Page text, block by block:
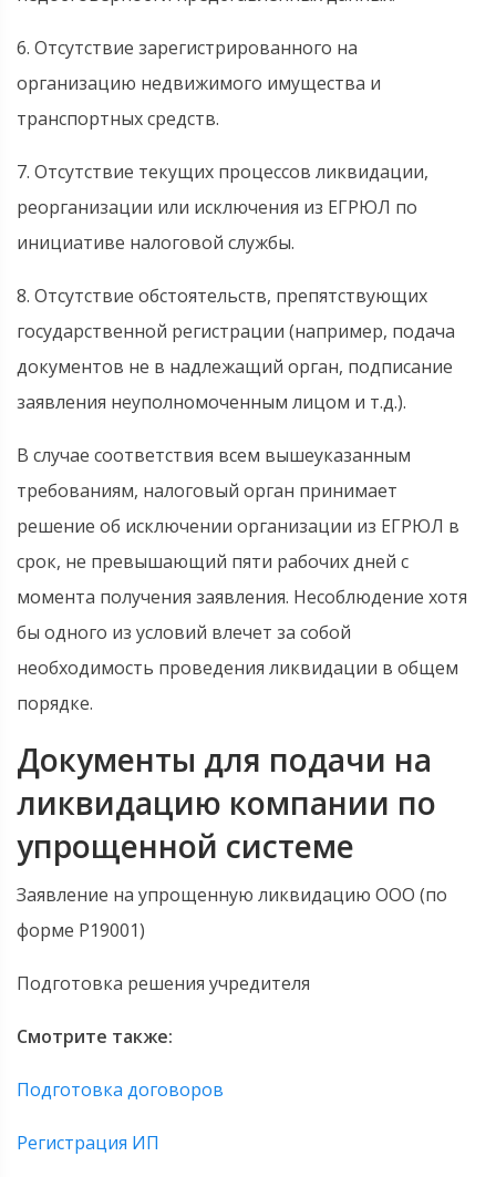
6. Отсутствие зарегистрированного на
организацию недвижимого имущества и
транспортных средств.
7. Отсутствие текущих процессов ликвидации,
реорганизации или исключения из ЕГРЮЛ по
инициативе налоговой службы.
8. Отсутствие обстоятельств, препятствующих
государственной регистрации (например, подача
документов не в надлежащий орган, подписание
заявления неуполномоченным лицом и т.д.).
В случае соответствия всем вышеуказанным
требованиям, налоговый орган принимает
решение об исключении организации из ЕГРЮЛ в
срок, не превышающий пяти рабочих дней с
момента получения заявления. Несоблюдение хотя
бы одного из условий влечет за собой
необходимость проведения ликвидации в общем
порядке.
Документы для подачи на
ликвидацию компании по
упрощенной системе
Заявление на упрощенную ликвидацию ООО (по
форме Р19001)
Подготовка решения учредителя
Смотрите также:
Подготовка договоров
Регистрация ИП